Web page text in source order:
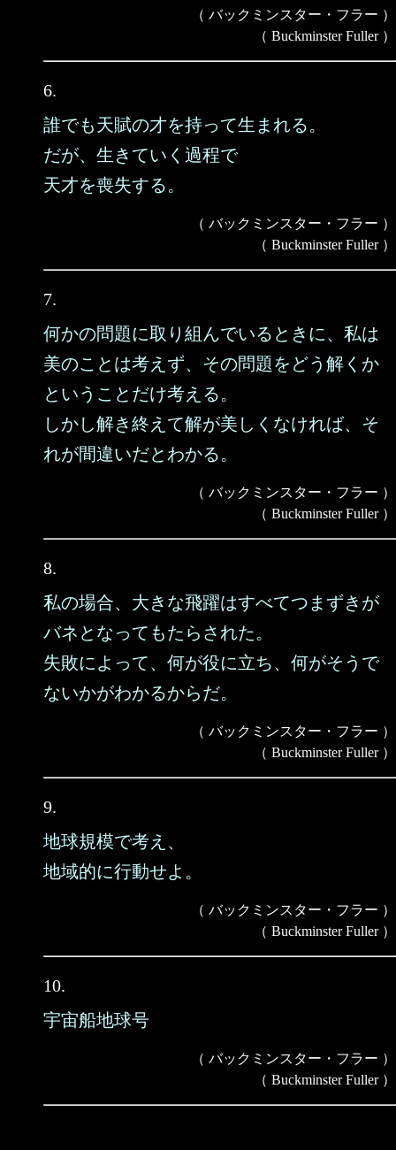
（ バックミンスター・フラー ）
（ Buckminster Fuller ）
6.
誰でも天賦の才を持って生まれる。
だが、生きていく過程で
天才を喪失する。
（ バックミンスター・フラー ）
（ Buckminster Fuller ）
7.
何かの問題に取り組んでいるときに、私は
美のことは考えず、その問題をどう解くか
ということだけ考える。
しかし解き終えて解が美しくなければ、そ
れが間違いだとわかる。
（ バックミンスター・フラー ）
（ Buckminster Fuller ）
8.
私の場合、大きな飛躍はすべてつまずきが
バネとなってもたらされた。
失敗によって、何が役に立ち、何がそうで
ないかがわかるからだ。
（ バックミンスター・フラー ）
（ Buckminster Fuller ）
9.
地球規模で考え、
地域的に行動せよ。
（ バックミンスター・フラー ）
（ Buckminster Fuller ）
10.
宇宙船地球号
（ バックミンスター・フラー ）
（ Buckminster Fuller ）